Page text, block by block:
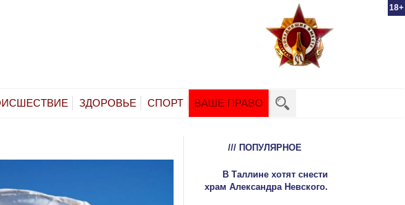
18+
ЗДОРОВЬЕ СПОРТ ВАШЕ ПРАВО
/// ПОПУЛЯРНОЕ
В Таллине хотят снести
храм Александра Невского.